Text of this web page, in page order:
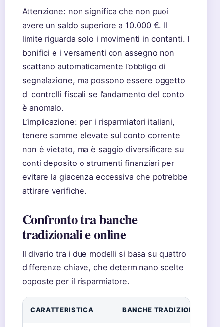
Attenzione: non significa che non puoi
avere un saldo superiore a 10.000 €. Il
limite riguarda solo i movimenti in contanti. I
bonifici e i versamenti con assegno non
scattano automaticamente l’obbligo di
segnalazione, ma possono essere oggetto
di controlli fiscali se l’andamento del conto
è anomalo.
L’implicazione: per i risparmiatori italiani,
tenere somme elevate sul conto corrente
non è vietato, ma è saggio diversificare su
conti deposito o strumenti finanziari per
evitare la giacenza eccessiva che potrebbe
attirare verifiche.
Confronto tra banche
tradizionali e online
Il divario tra i due modelli si basa su quattro
differenze chiave, che determinano scelte
opposte per il risparmiatore.
CARATTERISTICA BANCHE TRADIZIONALI